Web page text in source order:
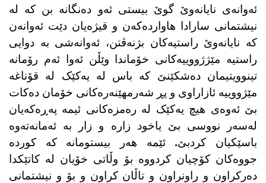
ئەوانەی نایانەوێ گوێ بیستی ئەو دەنگانە بن کە لە
نیشتمانی سارادا هاواردەکەن و قیژەیان دێت ئەوانەن
کە نایانەوێ راستیەکان بژنەڤتن، ئەوانەشی بە دوایی
راستیە مێژژووییەکانی خۆماندا وێڵن ئەوا ئەم رۆمانە
تینوویتیمان دەشکێنێ کە باس لە یەکێک لە قۆناغە
مێژووییە ئازاراوی و پڕ شەرمهێنەرەکانی خۆمان دەکات
بێ ئەوەی هیچ یەکێک لە رەمزەکانی ئیمە پەڕەکەیان
لەسەر نووسی بێ یاخود زارە و زار بە ئەمانەتەوە
باسێکیان کردبێ. ئێمە هەر بیستومانە کە کوردە
جووەکان کۆچیان کردووە بۆ وڵاتی خۆیان لە کاتێکدا
دەرکراون و راونراون و تاڵان کراون و بۆ و نیشتمانی